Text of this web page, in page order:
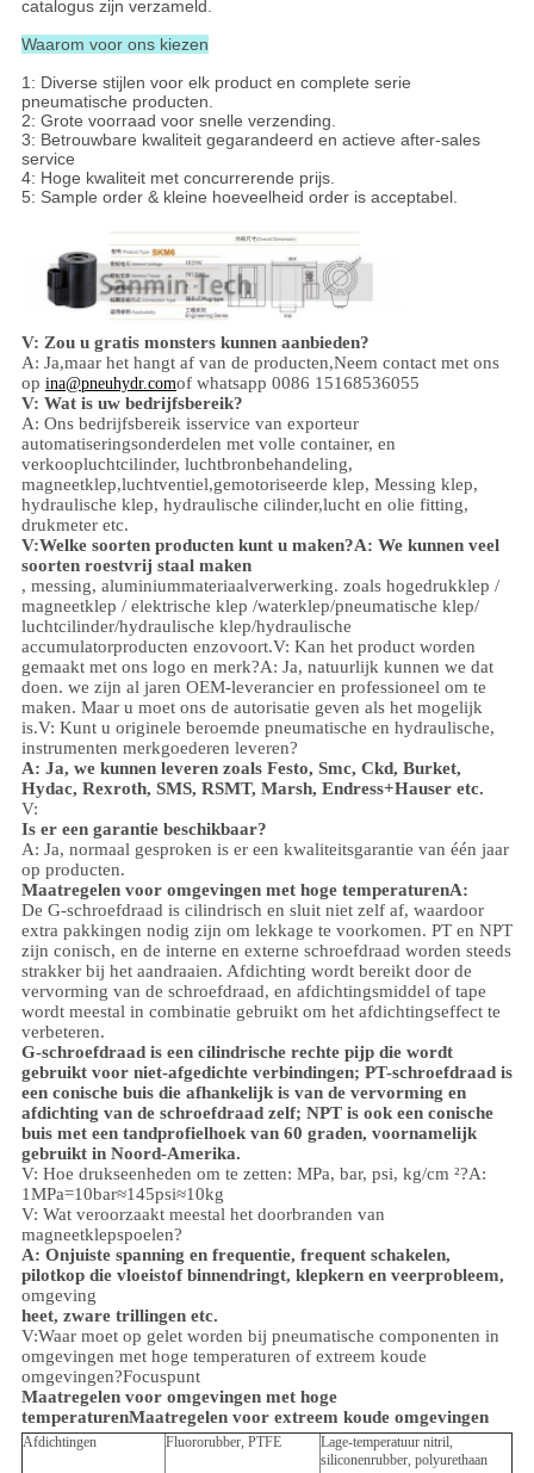
catalogus zijn verzameld.
Waarom voor ons kiezen
1: Diverse stijlen voor elk product en complete serie
pneumatische producten.
2: Grote voorraad voor snelle verzending.
3: Betrouwbare kwaliteit gegarandeerd en actieve after-sales
service
4: Hoge kwaliteit met concurrerende prijs.
5: Sample order & kleine hoeveelheid order is acceptabel.
V: Zou u gratis monsters kunnen aanbieden?
A: Ja,maar het hangt af van de producten,Neem contact met ons
op ina@pneuhydr.comof whatsapp 0086 15168536055
V: Wat is uw bedrijfsbereik?
A: Ons bedrijfsbereik isservice van exporteur
automatiseringsonderdelen met volle container, en
verkoopluchtcilinder, luchtbronbehandeling,
magneetklep,luchtventiel,gemotoriseerde klep, Messing klep,
hydraulische klep, hydraulische cilinder,lucht en olie fitting,
drukmeteretc.
V:Welke soorten producten kunt u maken?A: We kunnen veel
soorten roestvrij staal maken
, messing, aluminiummateriaalverwerking. zoals hogedrukklep /
magneetklep / elektrische klep /waterklep/pneumatische klep/
luchtcilinder/hydraulische klep/hydraulische
accumulatorproducten enzovoort.V: Kan het product worden
gemaakt met ons logo en merk?A: Ja, natuurlijk kunnen we dat
doen. we zijn al jaren OEM-leverancier en professioneel om te
maken. Maar u moet ons de autorisatie geven als het mogelijk
is.V: Kunt u originele beroemde pneumatische en hydraulische,
instrumenten merkgoederen leveren?
A: Ja, we kunnen leveren zoals Festo, Smc, Ckd, Burket,
Hydac, Rexroth, SMS, RSMT, Marsh, Endress+Hauser etc.
V:
Is er een garantie beschikbaar?
A: Ja, normaal gesproken is er een kwaliteitsgarantie van één jaar
op producten.
Maatregelen voor omgevingen met hoge temperaturenA:
De G-schroefdraad is cilindrisch en sluit niet zelf af, waardoor
extra pakkingen nodig zijn om lekkage te voorkomen. PT en NPT
zijn conisch, en de interne en externe schroefdraad worden steeds
strakker bij het aandraaien. Afdichting wordt bereikt door de
vervorming van de schroefdraad, en afdichtingsmiddel of tape
wordt meestal in combinatie gebruikt om het afdichtingseffect te
verbeteren.
G-schroefdraad is een cilindrische rechte pijp die wordt
gebruikt voor niet-afgedichte verbindingen; PT-schroefdraad is
een conische buis die afhankelijk is van de vervorming en
afdichting van de schroefdraad zelf; NPT is ook een conische
buis met een tandprofielhoek van 60 graden, voornamelijk
gebruikt in Noord-Amerika.
V: Hoe drukseenheden om te zetten: MPa, bar, psi, kg/cm ²?A:
1MPa=10bar≈145psi≈10kg
V: Wat veroorzaakt meestal het doorbranden van
magneetklepspoelen?
A: Onjuiste spanning en frequentie, frequent schakelen,
pilotkop die vloeistof binnendringt, klepkern en veerprobleem,
omgeving
heet, zware trillingen etc.
V:Waar moet op gelet worden bij pneumatische componenten in
omgevingen met hoge temperaturen of extreem koude
omgevingen?Focuspunt
Maatregelen voor omgevingen met hoge
temperaturenMaatregelen voor extreem koude omgevingen
Afdichtingen Fluororubber, PTFE
Lage-temperatuur nitril,
siliconenrubber, polyurethaan